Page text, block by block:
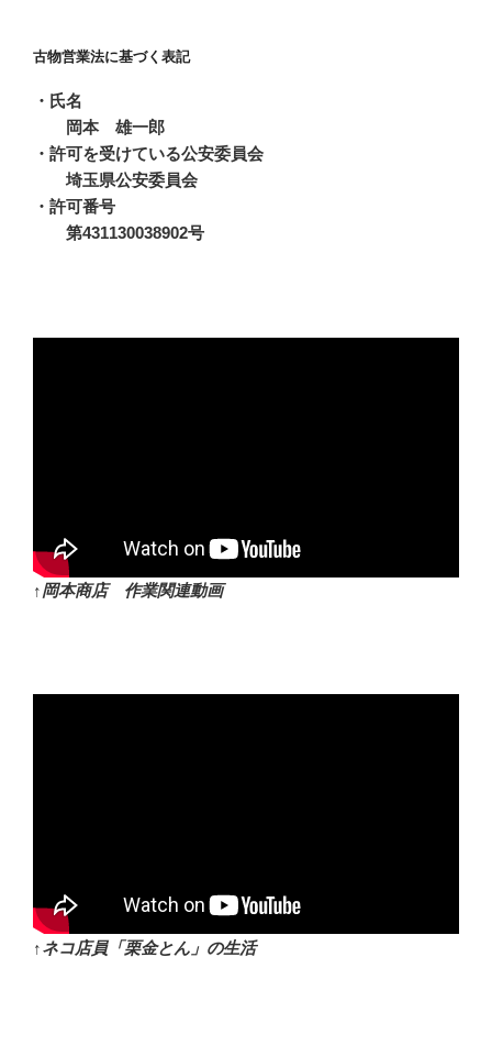
古物営業法に基づく表記
・氏名
岡本 雄一郎
・許可を受けている公安委員会
埼玉県公安委員会
・許可番号
第431130038902号
↑岡本商店 作業関連動画
↑ネコ店員「栗金とん」の生活